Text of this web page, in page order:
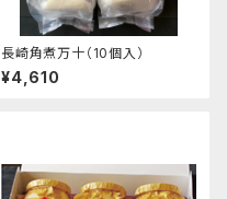
長崎角煮万十（10個入）
¥4,610